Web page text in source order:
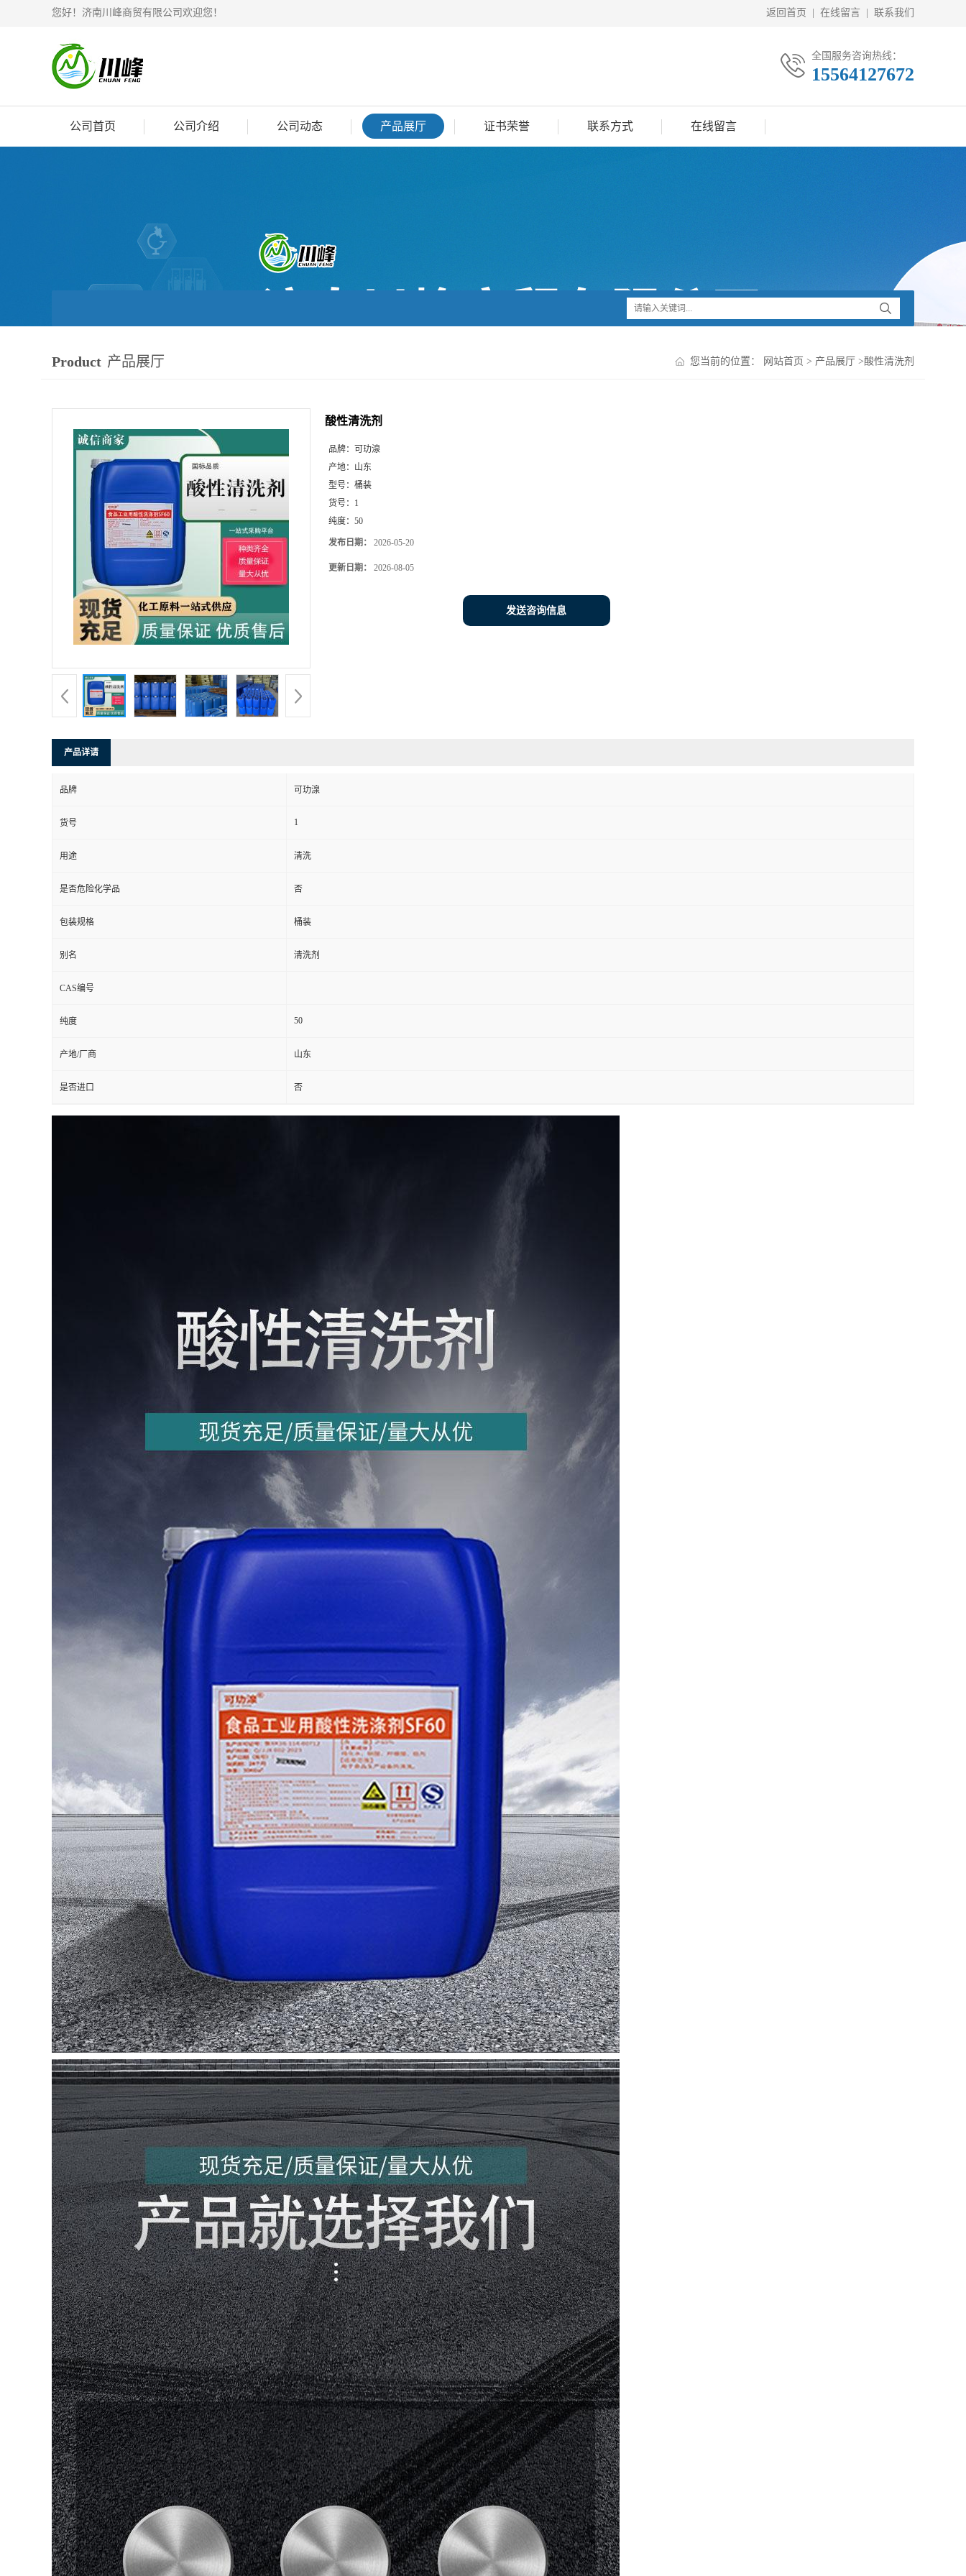
您好！济南川峰商贸有限公司欢迎您！ 返回首页 在线留言 联系我们
全国服务咨询热线：
15564127672
公司首页 公司介绍 公司动态 产品展厅 证书荣誉 联系方式 在线留言
Product 产品展厅 您当前的位置： 网站首页 > 产品展厅 >酸性清洗剂
酸性清洗剂
品牌：
可玏湶
产地： 山东
型号： 桶装
货号： 1
纯度： 50
发布日期： 2026-05-20
更新日期： 2026-08-05
发送咨询信息
产品详请
品牌 可玏湶
货号 1
用途 清洗
是否危险化学品 否
包装规格 桶装
别名 清洗剂
CAS编号
纯度 50
产地/厂商 山东
是否进口 否